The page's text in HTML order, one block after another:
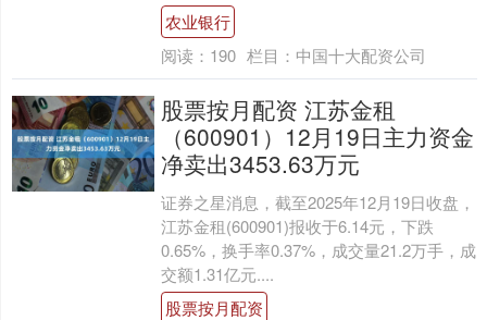
农业银行
阅读： 190 栏目： 中国十大配资公司
股票按月配资 江苏金租
（600901）12月19日主力资金
净卖出3453.63万元
证券之星消息，截至2025年12月19日收盘，
江苏金租(600901)报收于6.14元，下跌
0.65%，换手率0.37%，成交量21.2万手，成
交额1.31亿元....
股票按月配资